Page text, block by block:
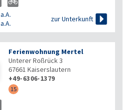
a.A.
a.A.
zur Unterkunft 
Ferienwohnung Mertel
Unterer Roßrück 3
67661 Kaiserslautern
+49-6306-1379
15